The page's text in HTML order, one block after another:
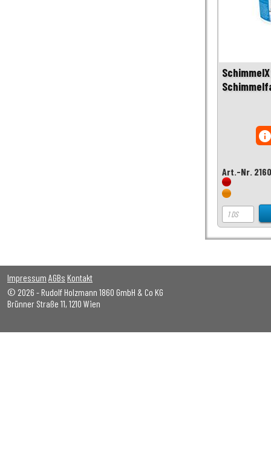
Art.-Nr.
Impressum AGBs Kontakt
© 2026 - Rudolf Holzmann 1860 GmbH & Co KG
Brünner Straße 11, 1210 Wien